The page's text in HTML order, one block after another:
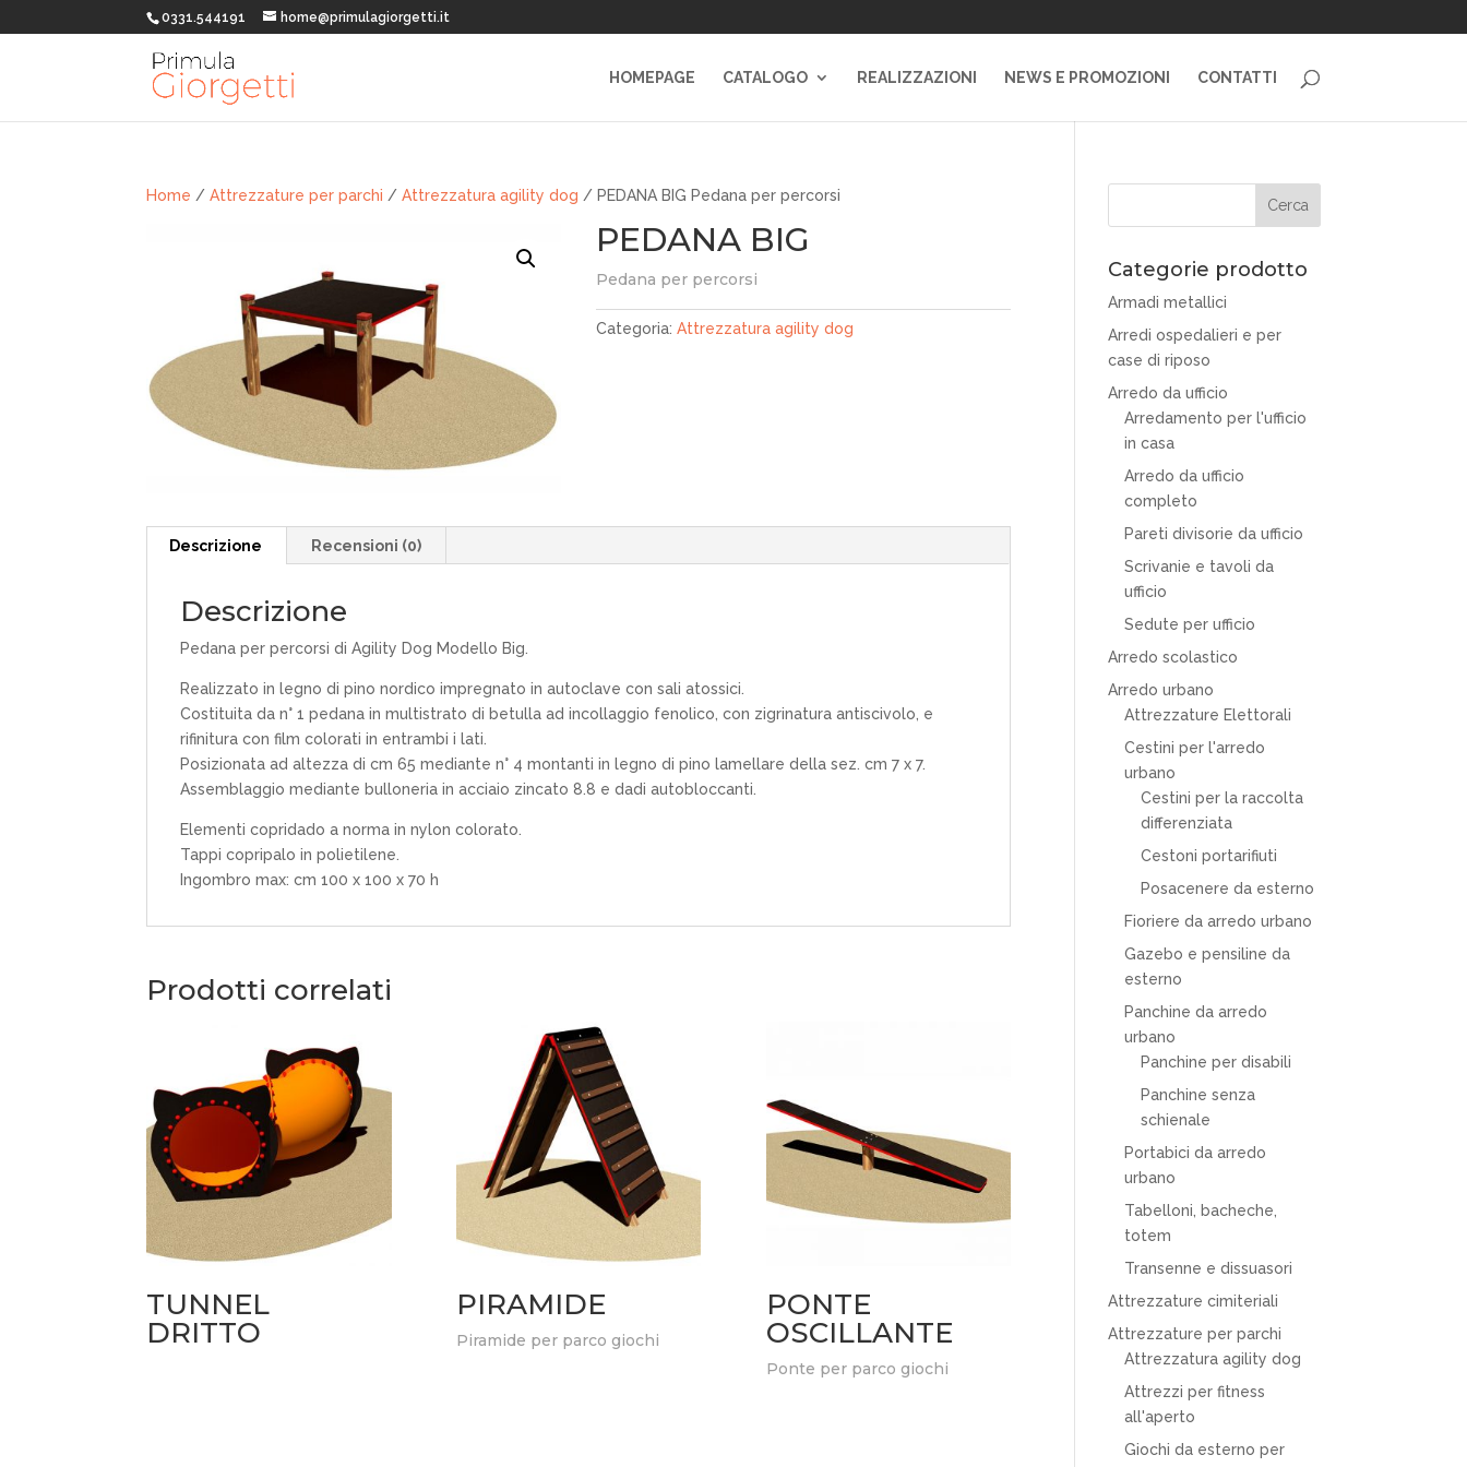
0331.544191 home@primulagiorgetti.it
HOMEPAGE CATALOGO REALIZZAZIONI NEWS E PROMOZIONI CONTATTI
Home /Attrezzature per parchi /Attrezzatura agility dog / PEDANA BIG Pedana per percorsi
PEDANA BIG
Pedana per percorsi
Categoria:Attrezzatura agility dog
Descrizione Recensioni (0)
Descrizione
Pedana per percorsi di Agility Dog Modello Big.
Realizzato in legno di pino nordico impregnato in autoclave con sali atossici.
Costituita da n° 1 pedana in multistrato di betulla ad incollaggio fenolico, con zigrinatura antiscivolo, e
rifinitura con film colorati in entrambi i lati.
Posizionata ad altezza di cm 65 mediante n° 4 montanti in legno di pino lamellare della sez. cm 7 x 7.
Assemblaggio mediante bulloneria in acciaio zincato 8.8 e dadi autobloccanti.
Elementi copridado a norma in nylon colorato.
Tappi copripalo in polietilene.
Ingombro max: cm 100 x 100 x 70 h
Prodotti correlati
TUNNEL
DRITTO
PIRAMIDE
Piramide per parco giochi
PONTE
OSCILLANTE
Ponte per parco giochi
Categorie prodotto
Armadi metallici
Arredi ospedalieri e per
case di riposo
Arredo da ufficio
Arredamento per l'ufficio
in casa
Arredo da ufficio
completo
Pareti divisorie da ufficio
Scrivanie e tavoli da
ufficio
Sedute per ufficio
Arredo scolastico
Arredo urbano
Attrezzature Elettorali
Cestini per l'arredo
urbano
Cestini per la raccolta
differenziata
Cestoni portarifiuti
Posacenere da esterno
Fioriere da arredo urbano
Gazebo e pensiline da
esterno
Panchine da arredo
urbano
Panchine per disabili
Panchine senza
schienale
Portabici da arredo
urbano
Tabelloni, bacheche,
totem
Transenne e dissuasori
Attrezzature cimiteriali
Attrezzature per parchi
Attrezzatura agility dog
Attrezzi per fitness
all'aperto
Giochi da esterno per